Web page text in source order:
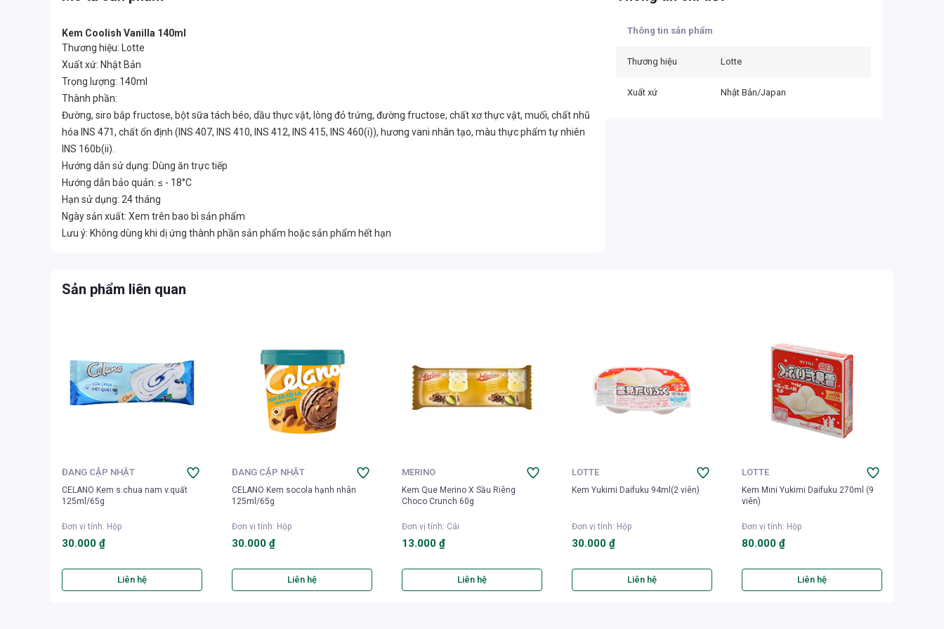
Kem Coolish Vanilla 140ml
Thương hiệu: Lotte
Xuất xứ: Nhật Bản
Trọng lượng: 140ml
Thành phần:
Đường, siro bắp fructose, bột sữa tách béo, dầu thực vật, lòng đỏ trứng, đường fructose, chất xơ thực vật, muối, chất nhũ
hóa INS 471, chất ổn định (INS 407, INS 410, INS 412, INS 415, INS 460(i)), hương vani nhân tạo, màu thực phẩm tự nhiên
INS 160b(ii).
Hướng dẫn sử dụng: Dùng ăn trực tiếp
Hướng dẫn bảo quản: ≤ - 18°C
Hạn sử dụng: 24 tháng
Ngày sản xuất: Xem trên bao bì sản phẩm
Lưu ý: Không dùng khi dị ứng thành phần sản phẩm hoặc sản phẩm hết hạn
Thông tin sản phẩm
Thương hiệu Lotte
Xuất xứ Nhật Bản/Japan
Sản phẩm liên quan
ĐANG CẬP NHẬT
CELANO Kem s.chua nam v.quất
125ml/65g
Đơn vị tính: Hộp
30.000 ₫
Liên hệ
ĐANG CẬP NHẬT
CELANO Kem socola hạnh nhân
125ml/65g
Đơn vị tính: Hộp
30.000 ₫
Liên hệ
MERINO
Kem Que Merino X Sầu Riêng
Choco Crunch 60g
Đơn vị tính: Cái
13.000 ₫
Liên hệ
LOTTE
Kem Yukimi Daifuku 94ml(2 viên)
Đơn vị tính: Hộp
30.000 ₫
Liên hệ
LOTTE
Kem Mini Yukimi Daifuku 270ml (9
viên)
Đơn vị tính: Hộp
80.000 ₫
Liên hệ